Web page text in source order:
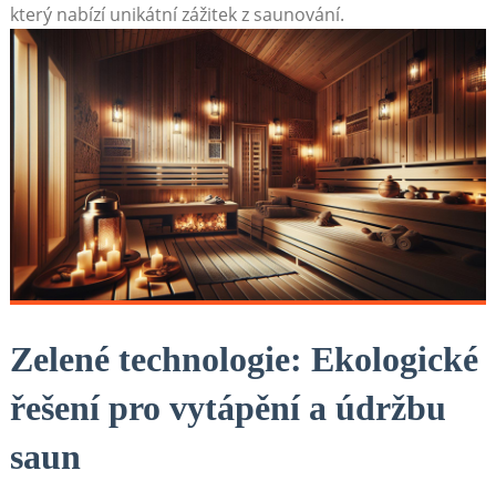
který nabízí unikátní zážitek z saunování.
Zelené technologie:‌ Ekologické
řešení ⁣pro vytápění a‌ údržbu
saun